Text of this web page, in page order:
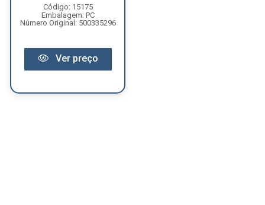
Código: 15175
Embalagem: PC
Número Original: 500335296
Ver preço